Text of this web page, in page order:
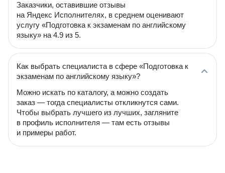
Заказчики, оставившие отзывы
на Яндекс Исполнителях, в среднем оценивают
услугу «Подготовка к экзаменам по английскому
языку» на 4.9 из 5.
Как выбрать специалиста в сфере «Подготовка к
экзаменам по английскому языку»?
Можно искать по каталогу, а можно создать
заказ — тогда специалисты откликнутся сами.
Чтобы выбрать лучшего из лучших, загляните
в профиль исполнителя — там есть отзывы
и примеры работ.